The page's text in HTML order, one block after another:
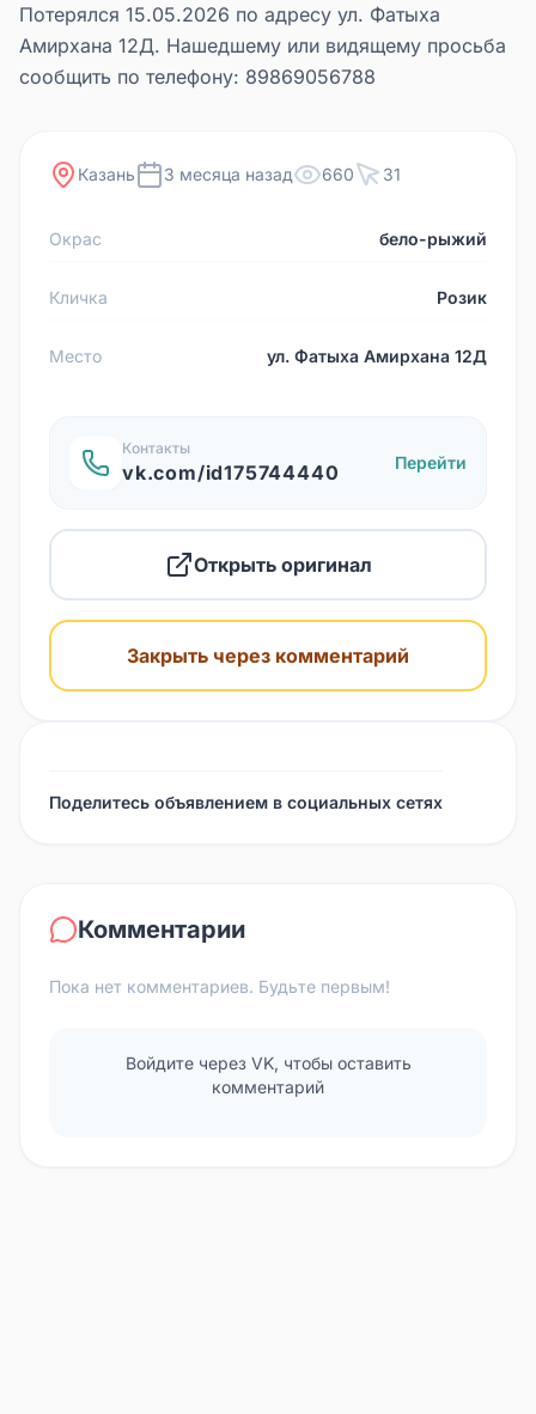
Потерялся 15.05.2026 по адресу ул. Фатыха
Амирхана 12Д. Нашедшему или видящему просьба
сообщить по телефону: 89869056788
Казань 3 месяца назад 660 31
Окрас бело-рыжий
Кличка Розик
Место ул. Фатыха Амирхана 12Д
Контакты
vk.com/id175744440 Перейти
Открыть оригинал
Закрыть через комментарий
Поделитесь объявлением в социальных сетях
Комментарии
Пока нет комментариев. Будьте первым!
Войдите через VK, чтобы оставить
комментарий